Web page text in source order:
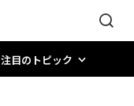
注目のトピック